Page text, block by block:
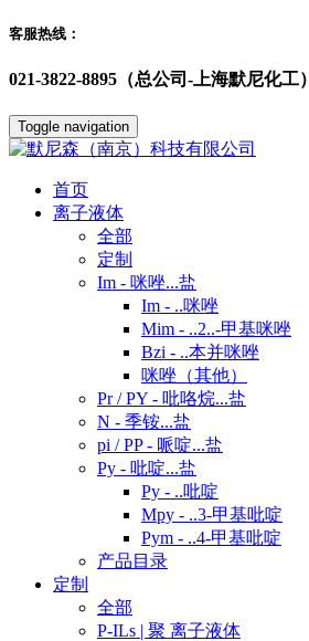
客服热线：
021-3822-8895（总公司-上海默尼化工）
Toggle navigation
首页
离子液体
全部
定制
Im - 咪唑...盐
Im - ..咪唑
Mim - ..2..-甲基咪唑
Bzi - ..本并咪唑
咪唑（其他）
Pr / PY - 吡咯烷...盐
N - 季铵...盐
pi / PP - 哌啶...盐
Py - 吡啶...盐
Py - ..吡啶
Mpy - ..3-甲基吡啶
Pym - ..4-甲基吡啶
产品目录
定制
全部
P-ILs | 聚 离子液体